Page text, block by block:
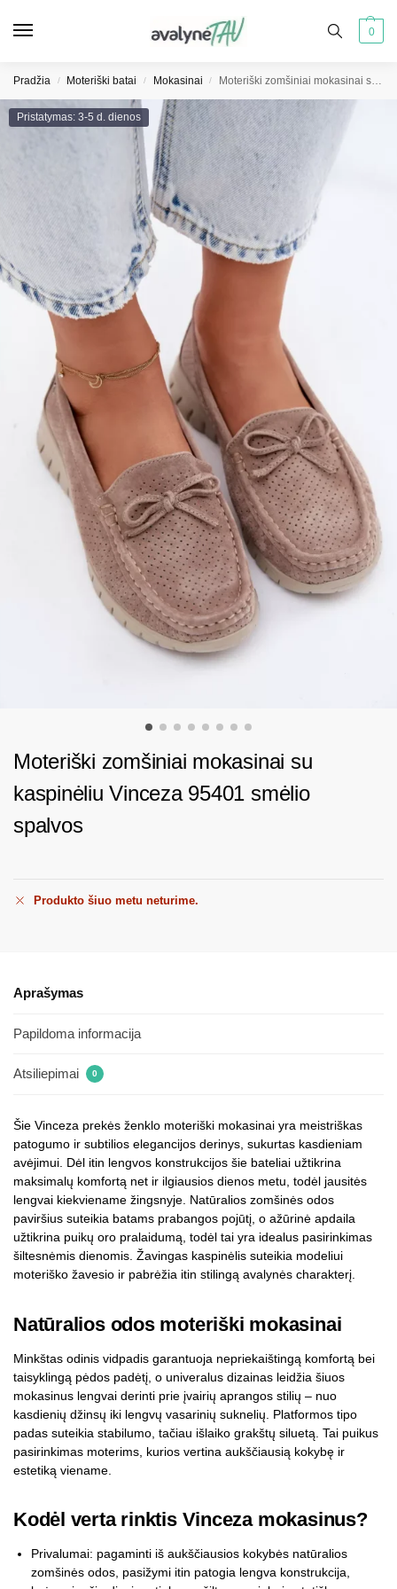
0
Pradžia / Moteriški batai / Mokasinai / Moteriški zomšiniai mokasinai su kaspinėliu Vinceza 95401 smėlio spalvos
Pristatymas: 3-5 d. dienos
Moteriški zomšiniai mokasinai su
kaspinėliu Vinceza 95401 smėlio
spalvos
Produkto šiuo metu neturime.
Aprašymas
Papildoma informacija
Atsiliepimai 0
Šie Vinceza prekės ženklo moteriški mokasinai yra meistriškas
patogumo ir subtilios elegancijos derinys, sukurtas kasdieniam
avėjimui. Dėl itin lengvos konstrukcijos šie bateliai užtikrina
maksimalų komfortą net ir ilgiausios dienos metu, todėl jausitės
lengvai kiekviename žingsnyje. Natūralios zomšinės odos
paviršius suteikia batams prabangos pojūtį, o ažūrinė apdaila
užtikrina puikų oro pralaidumą, todėl tai yra idealus pasirinkimas
šiltesnėmis dienomis. Žavingas kaspinėlis suteikia modeliui
moteriško žavesio ir pabrėžia itin stilingą avalynės charakterį.
Natūralios odos moteriški mokasinai
Minkštas odinis vidpadis garantuoja nepriekaištingą komfortą bei
taisyklingą pėdos padėtį, o univeralus dizainas leidžia šiuos
mokasinus lengvai derinti prie įvairių aprangos stilių – nuo
kasdienių džinsų iki lengvų vasarinių suknelių. Platformos tipo
padas suteikia stabilumo, tačiau išlaiko grakštų siluetą. Tai puikus
pasirinkimas moterims, kurios vertina aukščiausią kokybę ir
estetiką viename.
Kodėl verta rinktis Vinceza mokasinus?
Privalumai: pagaminti iš aukščiausios kokybės natūralios
zomšinės odos, pasižymi itin patogia lengva konstrukcija,